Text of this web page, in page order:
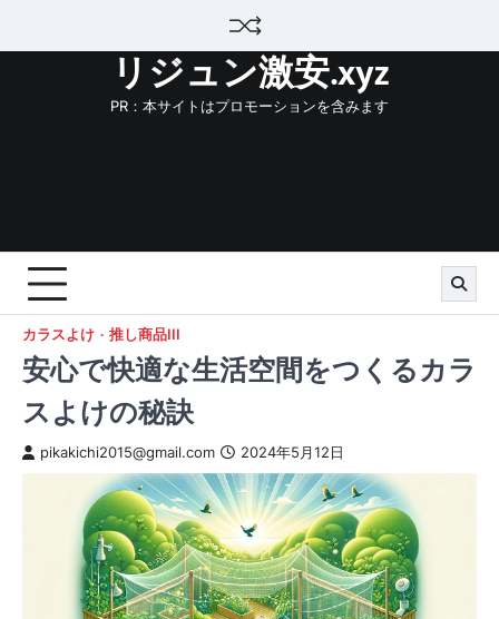
リジュン激安.xyz
PR：本サイトはプロモーションを含みます
カラスよけ 推し商品III
安心で快適な生活空間をつくるカラ
スよけの秘訣
pikakichi2015@gmail.com 2024年5月12日